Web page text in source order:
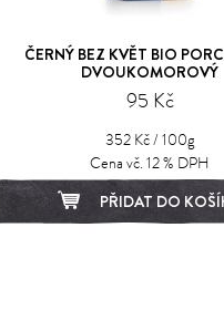
ČERNÝ BEZ KVĚT BIO
DVOUKOMOROVÝ
95 Kč
352 Kč / 100g
Cena vč. 12 % DPH
PŘIDAT DO